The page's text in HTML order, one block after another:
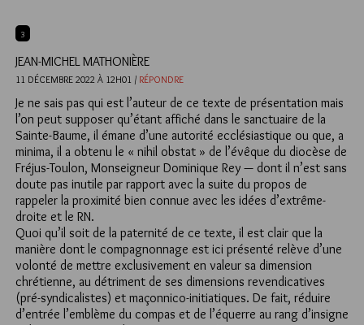
3
JEAN-MICHEL MATHONIÈRE
11 DÉCEMBRE 2022 À 12H01 / RÉPONDRE
Je ne sais pas qui est l’auteur de ce texte de présentation mais
l’on peut supposer qu’étant affiché dans le sanctuaire de la
Sainte-Baume, il émane d’une autorité ecclésiastique ou que, a
minima, il a obtenu le « nihil obstat » de l’évêque du diocèse de
Fréjus-Toulon, Monseigneur Dominique Rey — dont il n’est sans
doute pas inutile par rapport avec la suite du propos de
rappeler la proximité bien connue avec les idées d’extrême-
droite et le RN.
Quoi qu’il soit de la paternité de ce texte, il est clair que la
manière dont le compagnonnage est ici présenté relève d’une
volonté de mettre exclusivement en valeur sa dimension
chrétienne, au détriment de ses dimensions revendicatives
(pré-syndicalistes) et maçonnico-initiatiques. De fait, réduire
d’entrée l’emblème du compas et de l’équerre au rang d’insigne